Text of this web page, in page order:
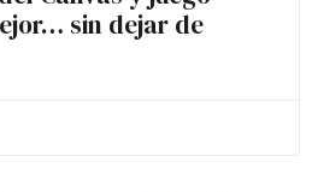
sin dejar de